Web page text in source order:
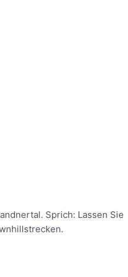
Sprich: Lassen Sie